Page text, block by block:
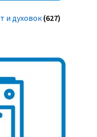
и духовок (627)